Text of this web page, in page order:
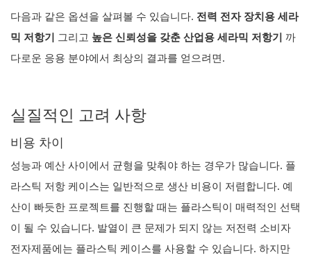
다음과 같은 옵션을 살펴볼 수 있습니다. 전력 전자 장치용 세라
믹 저항기 그리고 높은 신뢰성을 갖춘 산업용 세라믹 저항기 까
다로운 응용 분야에서 최상의 결과를 얻으려면.
실질적인 고려 사항
비용 차이
성능과 예산 사이에서 균형을 맞춰야 하는 경우가 많습니다. 플
라스틱 저항 케이스는 일반적으로 생산 비용이 저렴합니다. 예
산이 빠듯한 프로젝트를 진행할 때는 플라스틱이 매력적인 선택
이 될 수 있습니다. 발열이 큰 문제가 되지 않는 저전력 소비자
전자제품에는 플라스틱 케이스를 사용할 수 있습니다. 하지만